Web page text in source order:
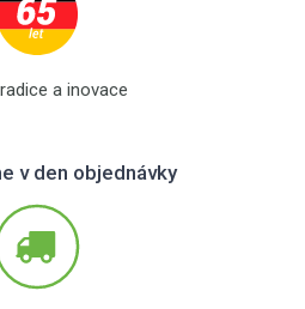
a inovace
v den objednávky